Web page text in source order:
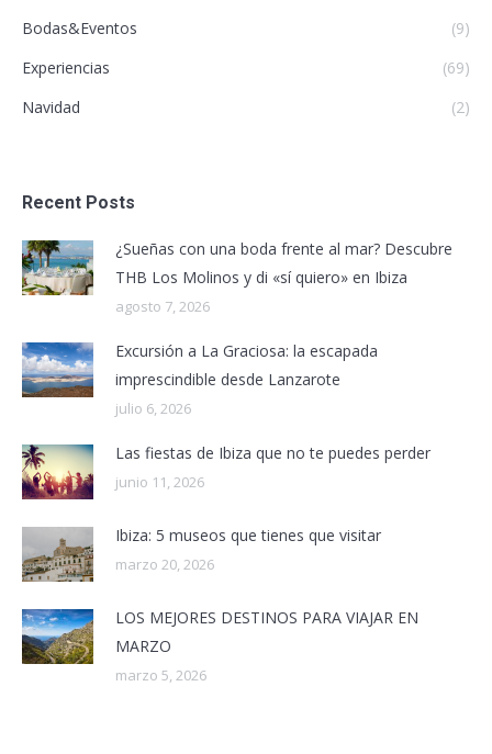
Bodas&Eventos
(9)
Experiencias
(69)
Navidad
(2)
Recent Posts
¿Sueñas con una boda frente al mar? Descubre
THB Los Molinos y di «sí quiero» en Ibiza
agosto 7, 2026
Excursión a La Graciosa: la escapada
imprescindible desde Lanzarote
julio 6, 2026
Las fiestas de Ibiza que no te puedes perder
junio 11, 2026
Ibiza: 5 museos que tienes que visitar
marzo 20, 2026
LOS MEJORES DESTINOS PARA VIAJAR EN
MARZO
marzo 5, 2026